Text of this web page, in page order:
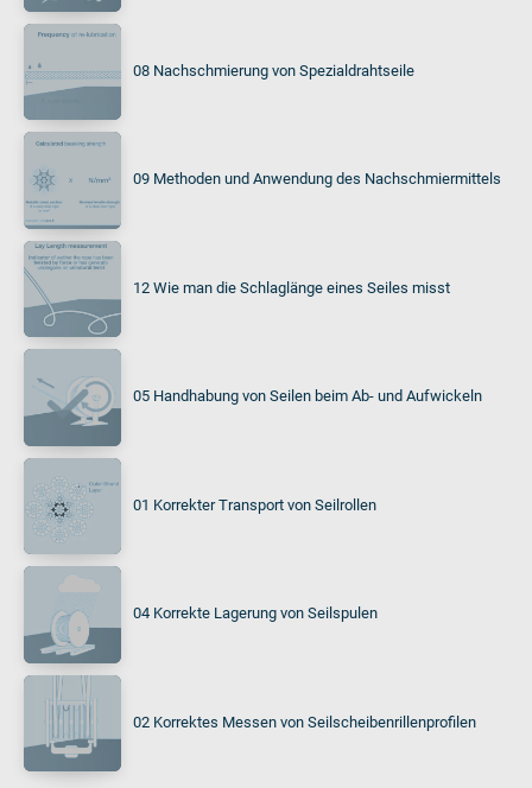
08 Nachschmierung von Spezialdrahtseile
09 Methoden und Anwendung des Nachschmiermittels
12 Wie man die Schlaglänge eines Seiles misst
05 Handhabung von Seilen beim Ab- und Aufwickeln
01 Korrekter Transport von Seilrollen
04 Korrekte Lagerung von Seilspulen
02 Korrektes Messen von Seilscheibenrillenprofilen